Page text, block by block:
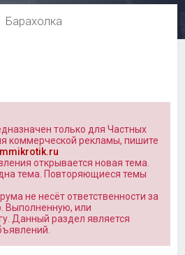
Барахолка
только для Частных
коммерческой рекламы, пишите
открывается новая тема.
тема. Повторяющиеся темы
не несёт ответственности за
Выполненную, или
Данный раздел является